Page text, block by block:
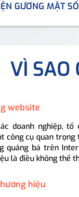
GƯƠNG MẶT SỐ
VÌ SAO
website
doanh nghiệp, tổ
công cụ quan
quảng bá trên
là điều không thể
hiệu